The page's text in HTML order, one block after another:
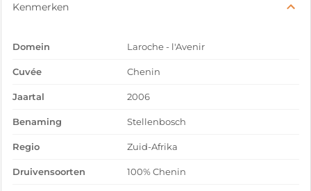
Kenmerken
Domein Laroche - l'Avenir
Cuvée Chenin
Jaartal 2006
Benaming Stellenbosch
Regio Zuid-Afrika
Druivensoorten 100% Chenin